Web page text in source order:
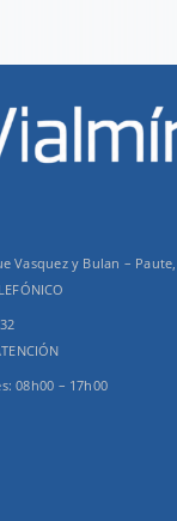
Vasquez y Bulan –
08h00 – 17h00